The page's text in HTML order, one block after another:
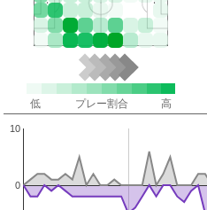
低 プレー割合 高
0
10